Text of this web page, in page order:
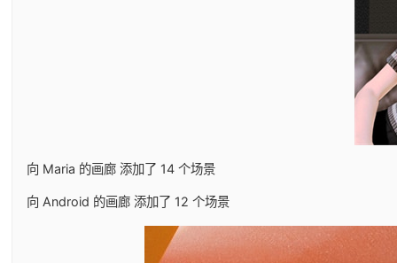
向 Maria 的画廊 添加了 14 个场景
向 Android 的画廊 添加了 12 个场景